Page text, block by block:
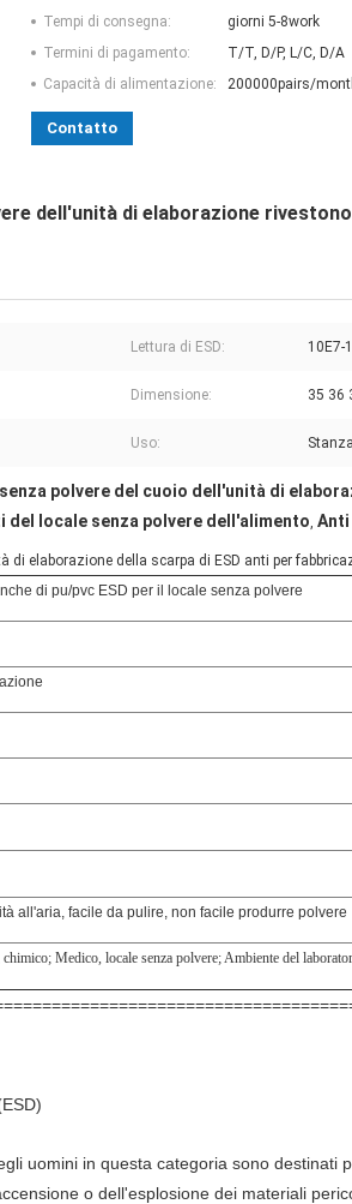
Tempi di consegna:
giorni 5-8work
Termini di pagamento:
T/T, D/P, L/C, D/A
Capacità di alimentazione:
200000pairs/
Contatto
dell'unità di elaborazione rivestono
Lettura di ESD: 10E7-
Dimensione: 35 36
Uso:
polvere del cuoio dell'unità di
locale senza polvere dell'alimento Anti
di elaborazione della scarpa di ESD anti per
di pu/pvc ESD per il locale senza polvere
all'aria, facile da pulire, non facile produrre polvere
Medico, locale senza polvere; Ambiente del
uomini in questa categoria sono destinati
o dell'esplosione dei materiali